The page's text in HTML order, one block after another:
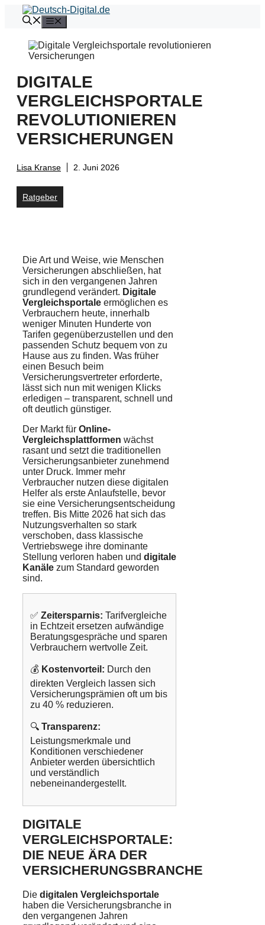
Inhalt
DIGITALE
VERGLEICHSPORTALE
REVOLUTIONIEREN
VERSICHERUNGEN
Lisa Kranse 2. Juni 2026
Ratgeber
Die Art und Weise, wie Menschen
Versicherungen abschließen, hat
sich in den vergangenen Jahren
grundlegend verändert. Digitale
Vergleichsportale ermöglichen es
Verbrauchern heute, innerhalb
weniger Minuten Hunderte von
Tarifen gegenüberzustellen und den
passenden Schutz bequem von zu
Hause aus zu finden. Was früher
einen Besuch beim
Versicherungsvertreter erforderte,
lässt sich nun mit wenigen Klicks
erledigen – transparent, schnell und
oft deutlich günstiger.
Der Markt für Online-
Vergleichsplattformen wächst
rasant und setzt die traditionellen
Versicherungsanbieter zunehmend
unter Druck. Immer mehr
Verbraucher nutzen diese digitalen
Helfer als erste Anlaufstelle, bevor
sie eine Versicherungsentscheidung
treffen. Bis Mitte 2026 hat sich das
Nutzungsverhalten so stark
verschoben, dass klassische
Vertriebswege ihre dominante
Stellung verloren haben und digitale
Kanäle zum Standard geworden
sind.
✅ Zeitersparnis: Tarifvergleiche
in Echtzeit ersetzen aufwändige
Beratungsgespräche und sparen
Verbrauchern wertvolle Zeit.
💰 Kostenvorteil: Durch den
direkten Vergleich lassen sich
Versicherungsprämien oft um bis
zu 40 % reduzieren.
🔍 Transparenz:
Leistungsmerkmale und
Konditionen verschiedener
Anbieter werden übersichtlich
und verständlich
nebeneinandergestellt.
DIGITALE
VERGLEICHSPORTALE:
DIE NEUE ÄRA DER
VERSICHERUNGSBRANCHE
Die digitalen Vergleichsportale
haben die Versicherungsbranche in
den vergangenen Jahren